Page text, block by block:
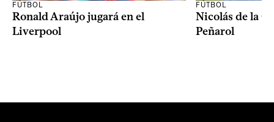
FÚTBOL
Ronald Araújo jugará en el
Liverpool
FÚTBOL
Nicolás de la
Peñarol